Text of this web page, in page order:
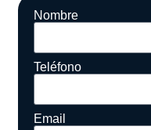
Nombre
Teléfono
Email